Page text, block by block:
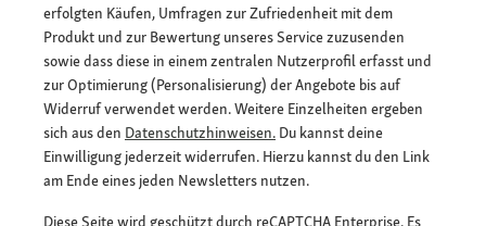
erfolgten Käufen, Umfragen zur Zufriedenheit mit dem
Produkt und zur Bewertung unseres Service zuzusenden
sowie dass diese in einem zentralen Nutzerprofil erfasst und
zur Optimierung (Personalisierung) der Angebote bis auf
Widerruf verwendet werden. Weitere Einzelheiten ergeben
sich aus den Datenschutzhinweisen. Du kannst deine
Einwilligung jederzeit widerrufen. Hierzu kannst du den Link
am Ende eines jeden Newsletters nutzen.
Diese Seite wird geschützt durch reCAPTCHA Enterprise. Es